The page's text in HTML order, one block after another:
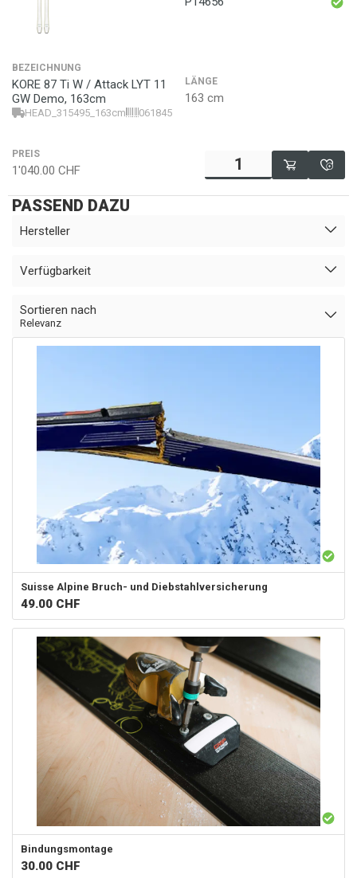
BEZEICHNUNG
KORE 87 Ti W / Attack LYT 11
GW Demo, 163cm
HEAD_315495_163cm 0618455520495
LÄNGE
163 cm
PREIS
1'040.00 CHF
PASSEND DAZU
Hersteller
Verfügbarkeit
Sortieren nach
Relevanz
Suisse Alpine Bruch- und Diebstahlversicherung
49.00 CHF
Bindungsmontage
30.00 CHF